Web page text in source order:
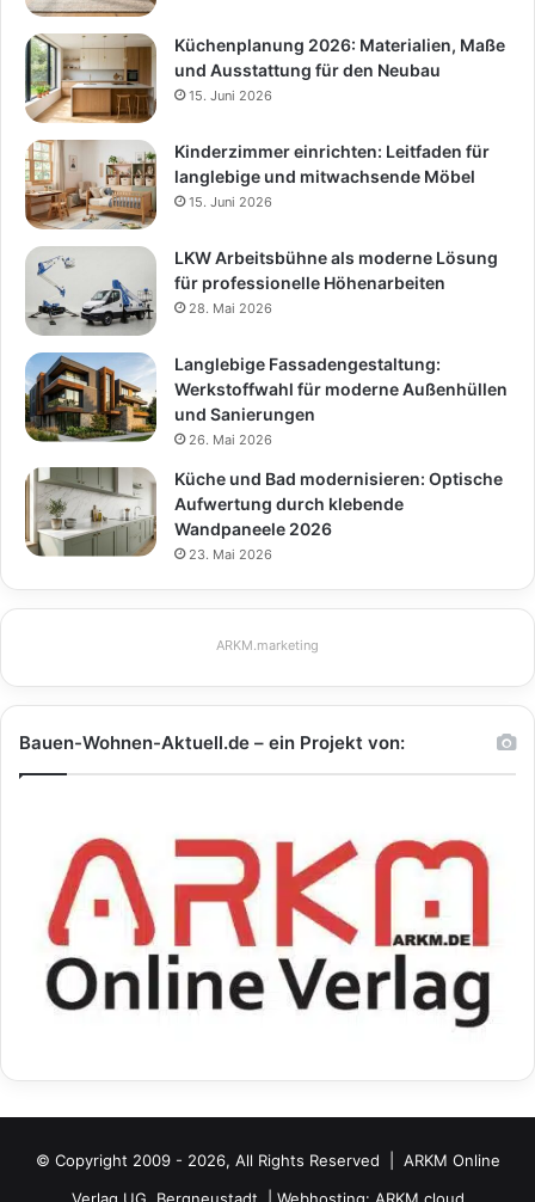
Küchenplanung 2026: Materialien, Maße
und Ausstattung für den Neubau
15. Juni 2026
Kinderzimmer einrichten: Leitfaden für
langlebige und mitwachsende Möbel
15. Juni 2026
LKW Arbeitsbühne als moderne Lösung
für professionelle Höhenarbeiten
28. Mai 2026
Langlebige Fassadengestaltung:
Werkstoffwahl für moderne Außenhüllen
und Sanierungen
26. Mai 2026
Küche und Bad modernisieren: Optische
Aufwertung durch klebende
Wandpaneele 2026
23. Mai 2026
ARKM.marketing
Bauen-Wohnen-Aktuell.de – ein Projekt von:
© Copyright 2009 - 2026, All Rights Reserved | ARKM Online